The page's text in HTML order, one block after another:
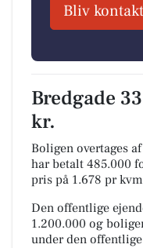
Bliv
Bredgade
kr.
Boligen overtages
har betalt 485.000
pris på 1.678 pr
Den offentlige
1.200.000 og
under den